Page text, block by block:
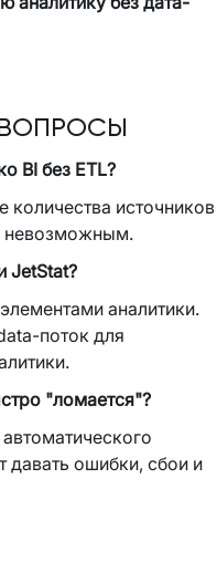
BI без ETL?
количества источников
невозможным.
JetStat?
аналитики.
поток для
"ломается"?
давать ошибки, сбои и